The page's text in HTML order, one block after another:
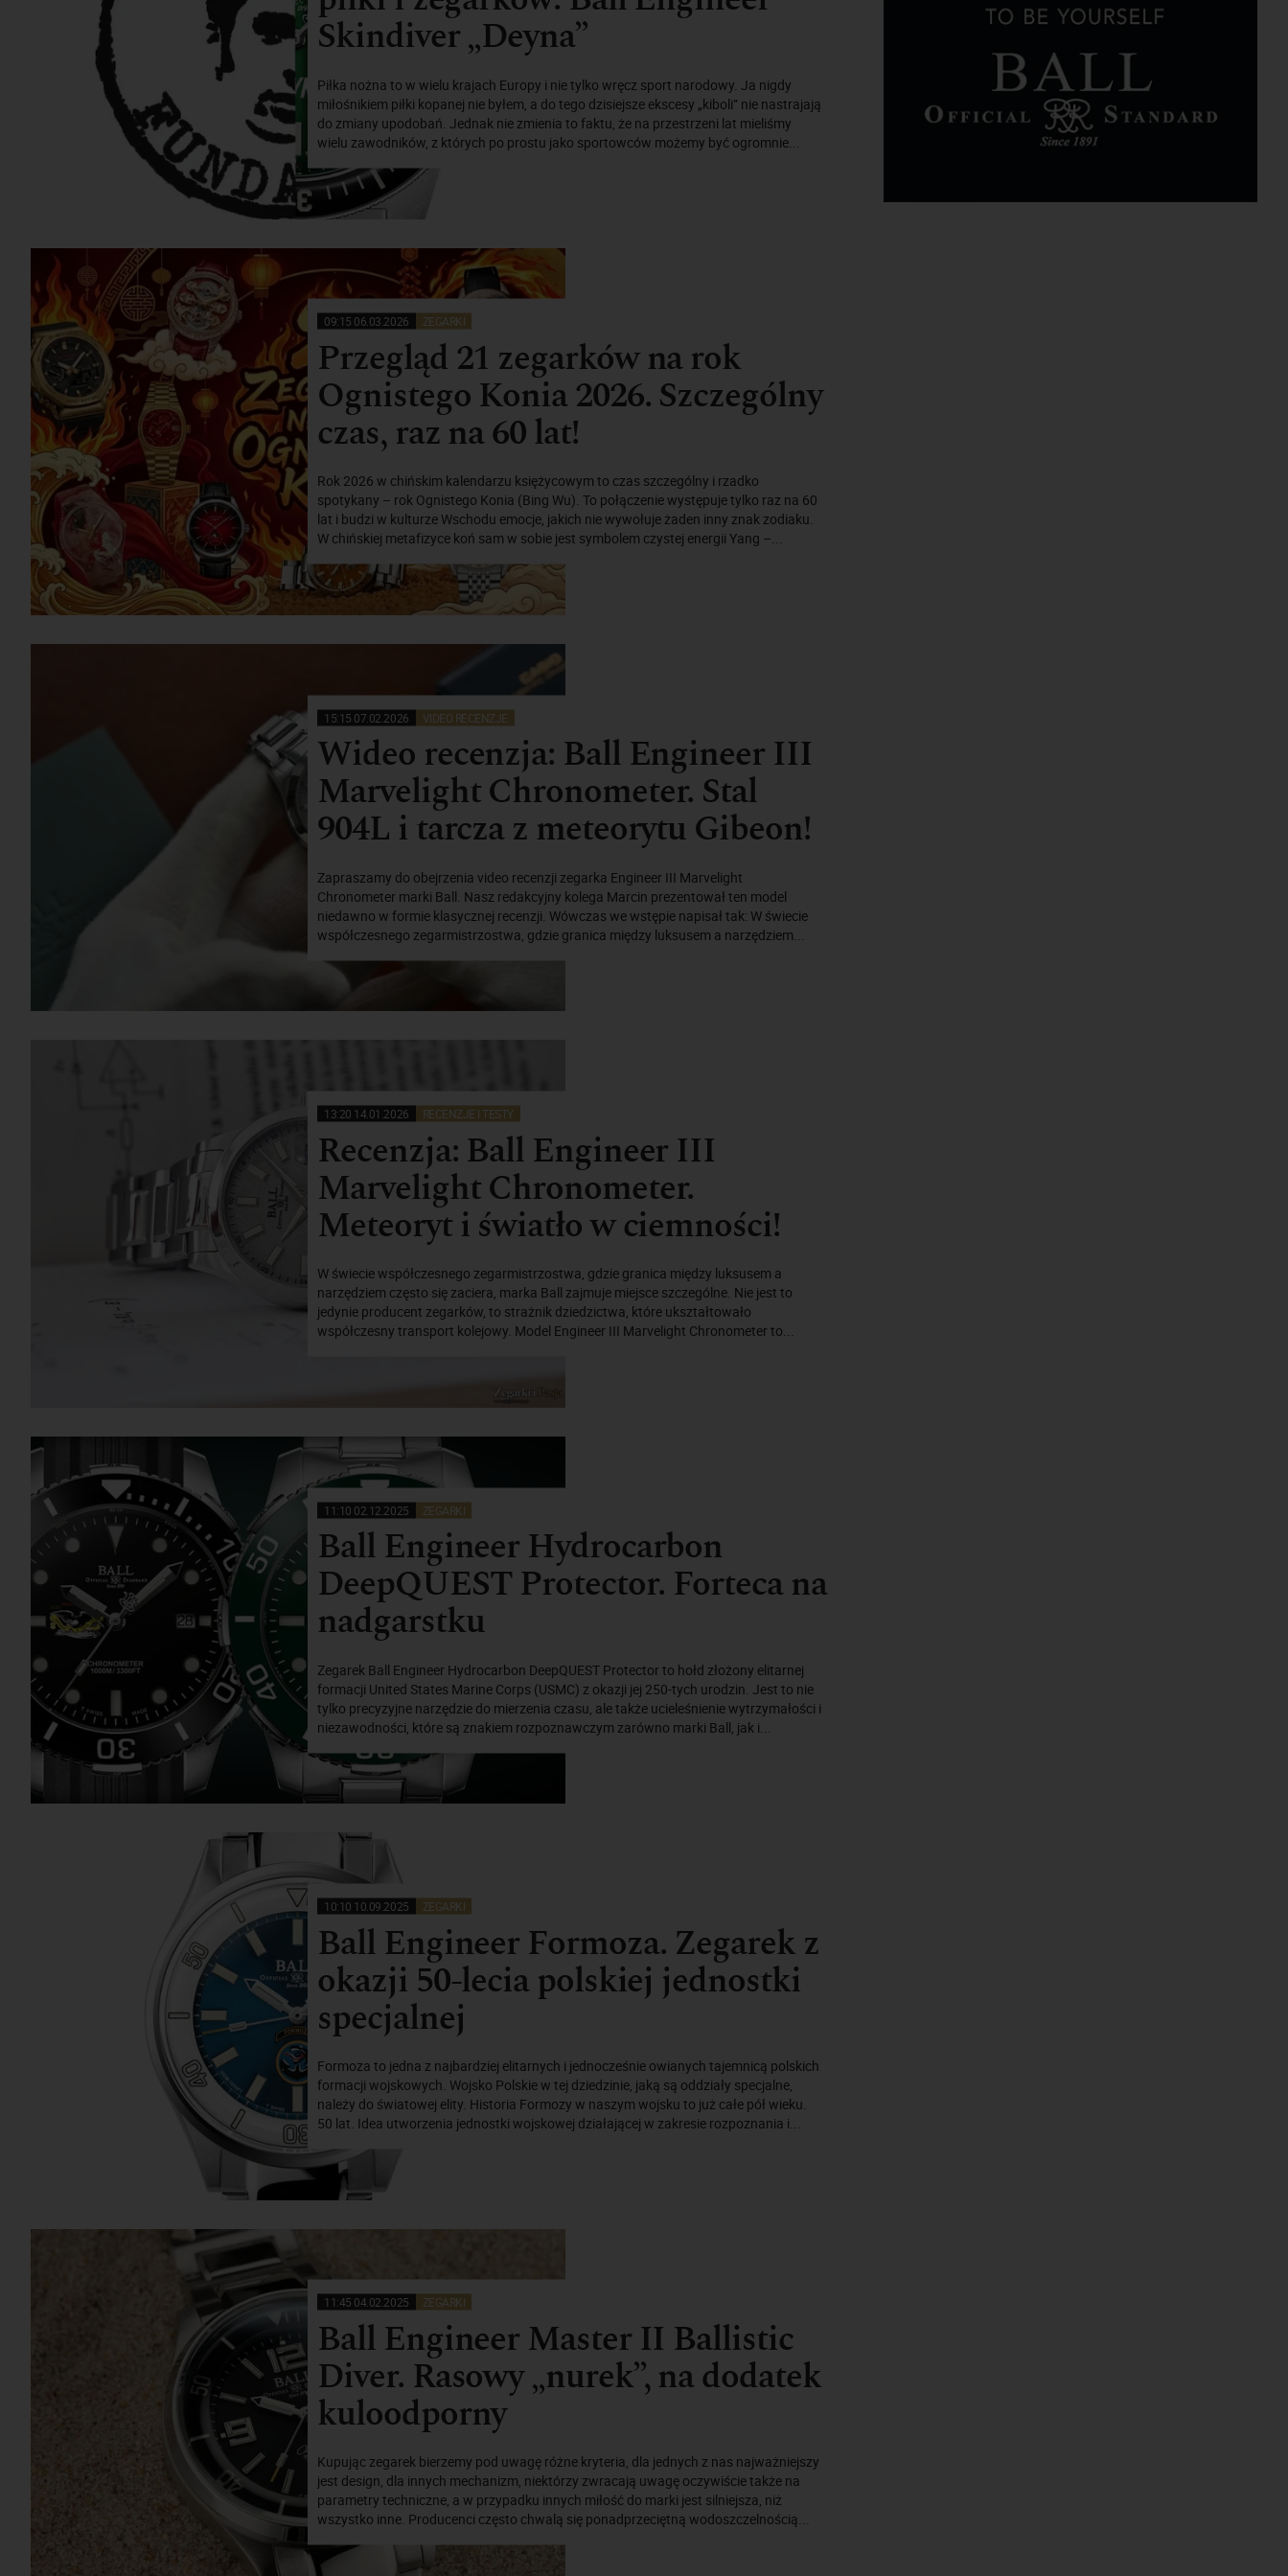
Skindiver „Deyna”
Piłka nożna to w wielu krajach Europy i nie tylko wręcz sport narodowy. Ja nigdy
miłośnikiem piłki kopanej nie byłem, a do tego dzisiejsze ekscesy „kiboli” nie nastrajają
do zmiany upodobań. Jednak nie zmienia to faktu, że na przestrzeni lat mieliśmy
wielu zawodników, z których po prostu jako sportowców możemy być ogromnie...
09:15 06.03.2026 ZEGARKI
Przegląd 21 zegarków na rok
Ognistego Konia 2026. Szczególny
czas, raz na 60 lat!
Rok 2026 w chińskim kalendarzu księżycowym to czas szczególny i rzadko
spotykany – rok Ognistego Konia (Bing Wu). To połączenie występuje tylko raz na 60
lat i budzi w kulturze Wschodu emocje, jakich nie wywołuje żaden inny znak zodiaku.
W chińskiej metafizyce koń sam w sobie jest symbolem czystej energii Yang –...
15:15 07.02.2026 VIDEO RECENZJE
Wideo recenzja: Ball Engineer III
Marvelight Chronometer. Stal
904L i tarcza z meteorytu Gibeon!
Zapraszamy do obejrzenia video recenzji zegarka Engineer III Marvelight
Chronometer marki Ball. Nasz redakcyjny kolega Marcin prezentował ten model
niedawno w formie klasycznej recenzji. Wówczas we wstępie napisał tak: W świecie
współczesnego zegarmistrzostwa, gdzie granica między luksusem a narzędziem...
13:20 14.01.2026 RECENZJE I TESTY
Recenzja: Ball Engineer III
Marvelight Chronometer.
Meteoryt i światło w ciemności!
W świecie współczesnego zegarmistrzostwa, gdzie granica między luksusem a
narzędziem często się zaciera, marka Ball zajmuje miejsce szczególne. Nie jest to
jedynie producent zegarków, to strażnik dziedzictwa, które ukształtowało
współczesny transport kolejowy. Model Engineer III Marvelight Chronometer to...
11:10 02.12.2025 ZEGARKI
Ball Engineer Hydrocarbon
DeepQUEST Protector. Forteca na
nadgarstku
Zegarek Ball Engineer Hydrocarbon DeepQUEST Protector to hołd złożony elitarnej
formacji United States Marine Corps (USMC) z okazji jej 250-tych urodzin. Jest to nie
tylko precyzyjne narzędzie do mierzenia czasu, ale także ucieleśnienie wytrzymałości i
niezawodności, które są znakiem rozpoznawczym zarówno marki Ball, jak i...
10:10 10.09.2025 ZEGARKI
Ball Engineer Formoza. Zegarek z
okazji 50-lecia polskiej jednostki
specjalnej
Formoza to jedna z najbardziej elitarnych i jednocześnie owianych tajemnicą polskich
formacji wojskowych. Wojsko Polskie w tej dziedzinie, jaką są oddziały specjalne,
należy do światowej elity. Historia Formozy w naszym wojsku to już całe pół wieku.
50 lat. Idea utworzenia jednostki wojskowej działającej w zakresie rozpoznania i...
11:45 04.02.2025 ZEGARKI
Ball Engineer Master II Ballistic
Diver. Rasowy „nurek”, na dodatek
kuloodporny
Kupując zegarek bierzemy pod uwagę różne kryteria, dla jednych z nas najważniejszy
jest design, dla innych mechanizm, niektórzy zwracają uwagę oczywiście także na
parametry techniczne, a w przypadku innych miłość do marki jest silniejsza, niż
wszystko inne. Producenci często chwalą się ponadprzeciętną wodoszczelnością...